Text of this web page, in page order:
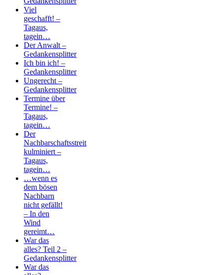
Viel
geschafft! –
Tagaus,
tagein…
Der Anwalt –
Gedankensplitter
Ich bin ich! –
Gedankensplitter
Ungerecht –
Gedankensplitter
Termine über
Termine! –
Tagaus,
tagein…
Der
Nachbarschaftsstreit
kulminiert –
Tagaus,
tagein…
…wenn es
dem bösen
Nachbarn
nicht gefällt!
– In den
Wind
gereimt…
War das
alles? Teil 2 –
Gedankensplitter
War das